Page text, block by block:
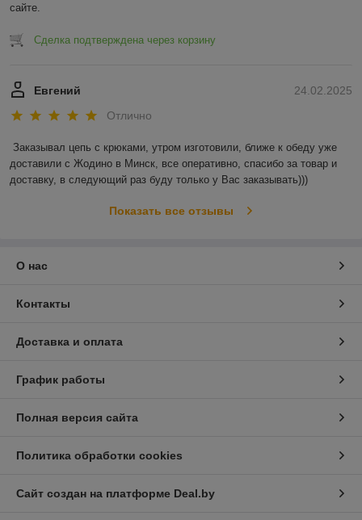
сайте.
Сделка подтверждена через корзину
24.02.2025
Евгений
Отлично
Заказывал цепь с крюками, утром изготовили, ближе к обеду уже
доставили с Жодино в Минск, все оперативно, спасибо за товар и
доставку, в следующий раз буду только у Вас заказывать)))
Показать все отзывы
О нас
Контакты
Доставка и оплата
График работы
Полная версия сайта
Политика обработки cookies
Сайт создан на платформе Deal.by